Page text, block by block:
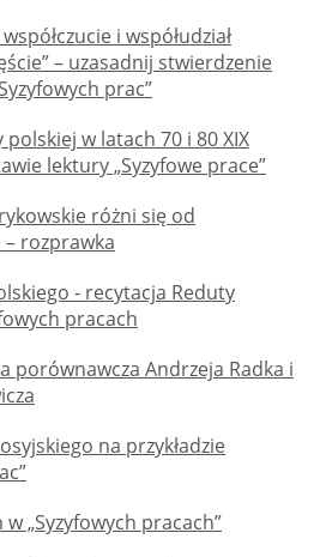
i współudział
– uzasadnij stwierdzenie
prac”
polskiej w latach 70 i 80 XIX
lektury „Syzyfowe prace”
różni się od
– rozprawka
- recytacja Reduty
pracach
porównawcza Andrzeja Radka i
na przykładzie
„Syzyfowych pracach”